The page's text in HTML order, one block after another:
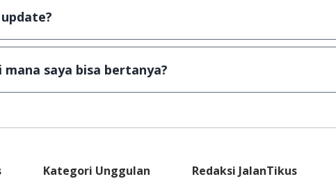
hingga saat ini kita masih melakukan upload-download
saya bisa bertanya?
masuk. Kirim pertanyaan kamu keinfo@jalantikus.com
Redaksi JalanTikus
Kategori Unggulan